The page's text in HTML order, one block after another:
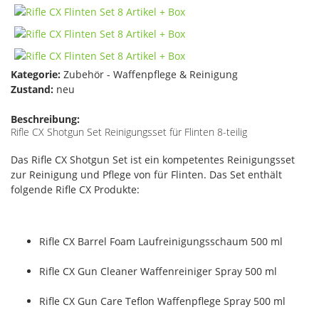
Kategorie: Zubehör - Waffenpflege & Reinigung
Zustand: neu
Beschreibung:
Rifle CX Shotgun Set Reinigungsset für Flinten 8-teilig
Das Rifle CX Shotgun Set ist ein kompetentes Reinigungsset
zur Reinigung und Pflege von für Flinten. Das Set enthält
folgende Rifle CX Produkte:
Rifle CX Barrel Foam Laufreinigungsschaum 500 ml
Rifle CX Gun Cleaner Waffenreiniger Spray 500 ml
Rifle CX Gun Care Teflon Waffenpflege Spray 500 ml